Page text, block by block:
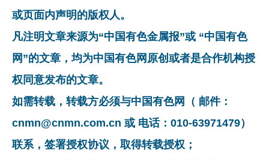
或页面内声明的版权人。
凡注明文章来源为“中国有色金属报”或 “中国有色
网”的文章，均为中国有色网原创或者是合作机构授
权同意发布的文章。
如需转载，转载方必须与中国有色网（ 邮件：
cnmn@cnmn.com.cn 或 电话：010-63971479）
联系，签署授权协议，取得转载授权；